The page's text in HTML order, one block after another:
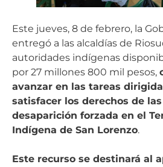
Este jueves, 8 de febrero, la
entregó a las alcaldías de
autoridades indígenas
por 27 millones 800 mil pesos,
avanzar en las tareas
satisfacer los derechos de
desaparición forzada en el
Indígena de San Lorenzo.
Este recurso se destinará al